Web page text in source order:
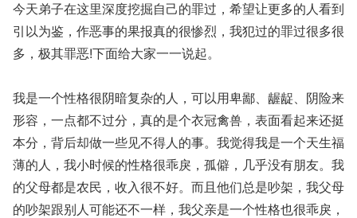
今天弟子在这里深度挖掘自己的罪过，希望让更多的人看到
引以为鉴，作恶事的果报真的很惨烈，我犯过的罪过很多很
多，极其罪恶!下面给大家一一说起。
我是一个性格很阴暗复杂的人，可以用卑鄙、龌龊、阴险来
形容，一点都不过分，真的是个衣冠禽兽，表面看起来还挺
本分，背后却做一些见不得人的事。我觉得我是一个天生福
薄的人，我小时候的性格很乖戾，孤僻，几乎没有朋友。我
的父母都是农民，收入很不好。而且他们总是吵架，我父母
的吵架跟别人可能还不一样，我父亲是一个性格也很乖戾，